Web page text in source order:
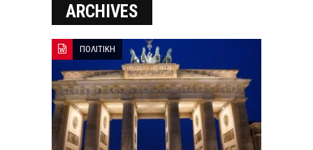
ARCHIVES
ΠΟΛΙΤΙΚΗ